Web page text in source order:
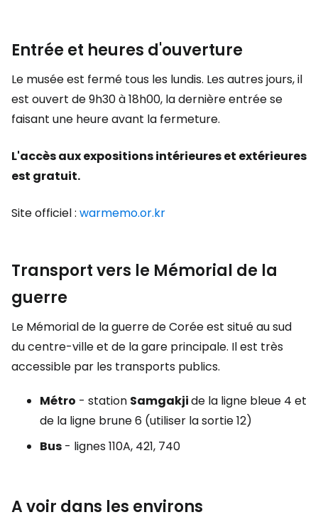
Entrée et heures d'ouverture
Le musée est fermé tous les lundis. Les autres jours, il
est ouvert de 9h30 à 18h00, la dernière entrée se
faisant une heure avant la fermeture.
L'accès aux expositions intérieures et extérieures
est gratuit.
Site officiel : warmemo.or.kr
Transport vers le Mémorial de la
guerre
Le Mémorial de la guerre de Corée est situé au sud
du centre-ville et de la gare principale. Il est très
accessible par les transports publics.
Métro - station Samgakjide la ligne bleue 4 et
de la ligne brune 6 (utiliser la sortie 12)
Bus - lignes 110A, 421, 740
A voir dans les environs